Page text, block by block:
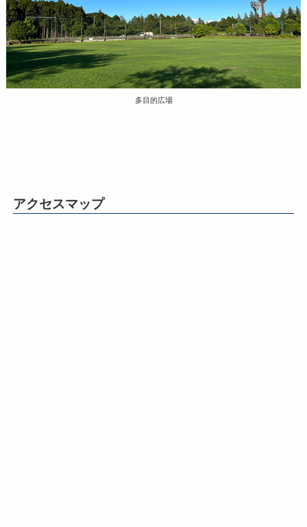
多目的広場
アクセスマップ